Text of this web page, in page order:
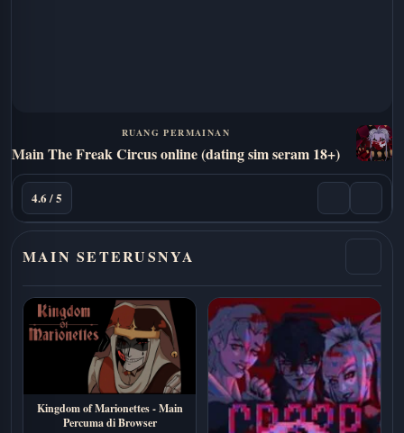
RUANG PERMAINAN
Main The Freak Circus online (dating sim seram 18+)
4.6 / 5
MAIN SETERUSNYA
Kingdom of Marionettes - Main
Percuma di Browser